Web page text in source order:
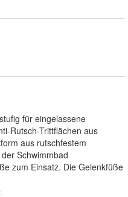
für eingelassene
Rutsch-Trittflächen aus
aus rutschfestem
Schwimmbad
zum Einsatz. Die Gelenkfüße